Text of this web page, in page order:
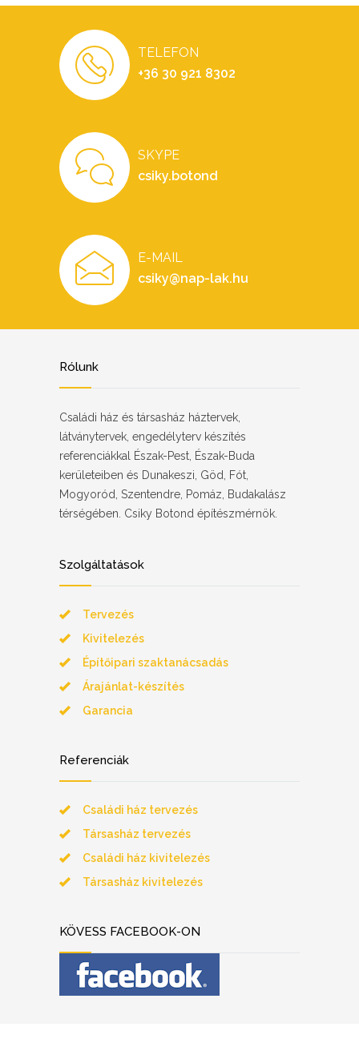
TELEFON
+36 30 921 8302
SKYPE
csiky.botond
E-MAIL
csiky@nap-lak.hu
Rólunk
Családi ház és társasház háztervek,
látványtervek, engedélyterv készítés
referenciákkal Észak-Pest, Észak-Buda
kerületeiben és Dunakeszi, Göd, Fót,
Mogyoród, Szentendre, Pomáz, Budakalász
térségében. Csiky Botond építészmérnök.
Szolgáltatások
Tervezés
Kivitelezés
Építőipari szaktanácsadás
Árajánlat-készítés
Garancia
Referenciák
Családi ház tervezés
Társasház tervezés
Családi ház kivitelezés
Társasház kivitelezés
KÖVESS FACEBOOK-ON